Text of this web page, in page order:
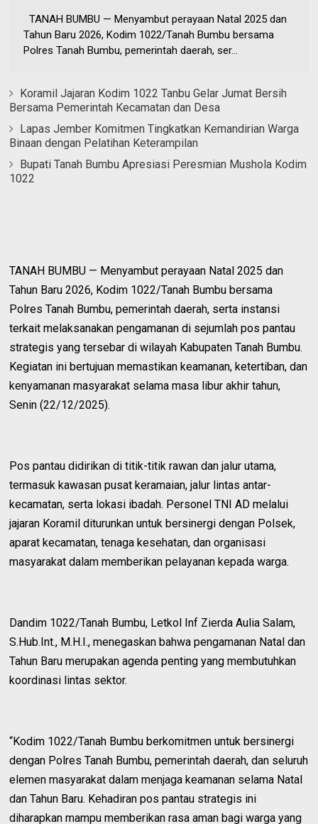
TANAH BUMBU — Menyambut perayaan Natal 2025 dan
Tahun Baru 2026, Kodim 1022/Tanah Bumbu bersama
Polres Tanah Bumbu, pemerintah daerah, ser...
Koramil Jajaran Kodim 1022 Tanbu Gelar Jumat Bersih
Bersama Pemerintah Kecamatan dan Desa
Lapas Jember Komitmen Tingkatkan Kemandirian Warga
Binaan dengan Pelatihan Keterampilan
Bupati Tanah Bumbu Apresiasi Peresmian Mushola Kodim
1022
TANAH BUMBU — Menyambut perayaan Natal 2025 dan
Tahun Baru 2026, Kodim 1022/Tanah Bumbu bersama
Polres Tanah Bumbu, pemerintah daerah, serta instansi
terkait melaksanakan pengamanan di sejumlah pos pantau
strategis yang tersebar di wilayah Kabupaten Tanah Bumbu.
Kegiatan ini bertujuan memastikan keamanan, ketertiban, dan
kenyamanan masyarakat selama masa libur akhir tahun,
Senin (22/12/2025).
Pos pantau didirikan di titik-titik rawan dan jalur utama,
termasuk kawasan pusat keramaian, jalur lintas antar-
kecamatan, serta lokasi ibadah. Personel TNI AD melalui
jajaran Koramil diturunkan untuk bersinergi dengan Polsek,
aparat kecamatan, tenaga kesehatan, dan organisasi
masyarakat dalam memberikan pelayanan kepada warga.
Dandim 1022/Tanah Bumbu, Letkol Inf Zierda Aulia Salam,
S.Hub.Int., M.H.I., menegaskan bahwa pengamanan Natal dan
Tahun Baru merupakan agenda penting yang membutuhkan
koordinasi lintas sektor.
“Kodim 1022/Tanah Bumbu berkomitmen untuk bersinergi
dengan Polres Tanah Bumbu, pemerintah daerah, dan seluruh
elemen masyarakat dalam menjaga keamanan selama Natal
dan Tahun Baru. Kehadiran pos pantau strategis ini
diharapkan mampu memberikan rasa aman bagi warga yang